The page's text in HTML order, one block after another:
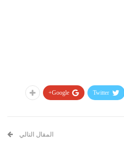
Twitter
Google+
المقال التالي